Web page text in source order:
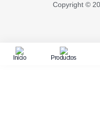
Copyright ©
Inicio Productos